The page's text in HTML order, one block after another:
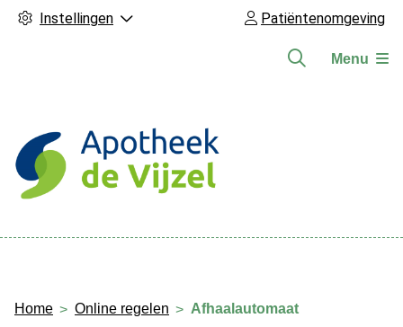
Instellingen Patiëntenomgeving
Menu
Home Online regelen Afhaalautomaat